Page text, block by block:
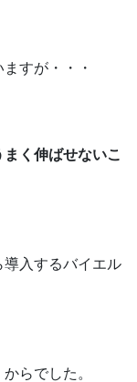
すが・・・
く伸ばせないこ
入するバイエル
らでした。